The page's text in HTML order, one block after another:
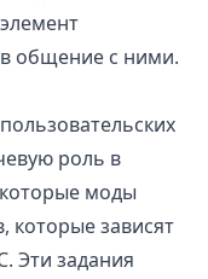
общение с ними.
роль в
моды
которые зависят
Эти задания